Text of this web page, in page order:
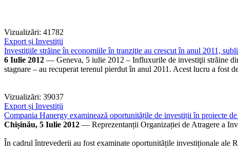
Vizualizări: 41782
Export și Investiții
Investiţiile străine în economiile în tranziţie au crescut în anul 2011,
6 Iulie 2012 — Geneva, 5 iulie 2012 – Influxurile de investiţii străine
stagnare – au recuperat terenul pierdut în anul 2011. Acest lucru a
Vizualizări: 39037
Export și Investiții
Compania Hanergy examinează oportunitățile de investiții în proiecte de
Chișinău, 5 Iulie 2012 — Reprezentanții Organizației de Atragere a
În cadrul întrevederii au fost examinate oportunitățile investiționale ale